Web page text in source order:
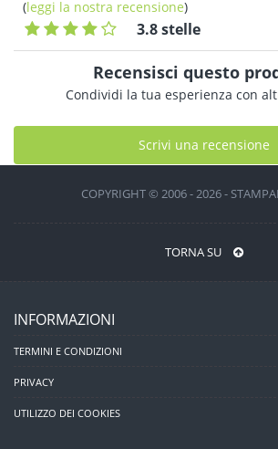
(leggi la nostra recensione)
3.8 stelle
Recensisci questo
Condividi la tua esperienza con
Scrivi una recensione
COPYRIGHT © 2006 - 2026 -
TORNA SU
INFORMAZIONI
TERMINI E CONDIZIONI
PRIVACY
UTILIZZO DEI COOKIES